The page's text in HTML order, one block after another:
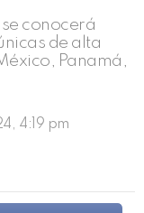
conocerá
de alta
Panamá,
4:19 pm